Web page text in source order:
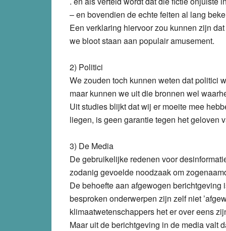
– en bovendien de echte feiten al lang
Een verklaring hiervoor zou kunnen zijn
we bloot staan aan populair amusement.
2) Politici
We zouden toch kunnen weten dat politici
maar kunnen we uit die bronnen wel
Uit studies blijkt dat wij er moeite mee
liegen, is geen garantie tegen het geloven
3) De Media
De gebruikelijke redenen voor
zodanig gevoelde noodzaak om
De behoefte aan afgewogen
besproken onderwerpen zijn zelf niet
klimaatwetenschappers het er over eens
Maar uit de berichtgeving in de media valt